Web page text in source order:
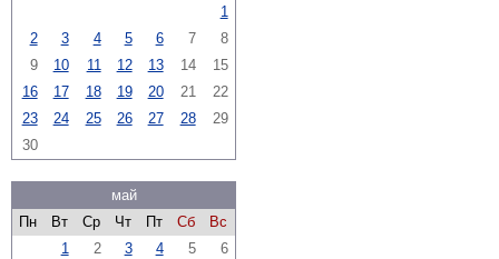
1
2
3 4 5 6 7
8
9
10 11 12 13 14
15
16
17 18 19 20 21
22
23
24 25 26 27 28
29
30
май
Пн
Вт Ср Чт Пт Сб
Вс
1
2 3 4 5
6